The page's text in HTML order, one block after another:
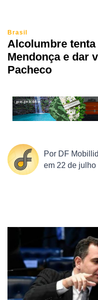
Brasil
Alcolumbre
Mendonça e dar
Pacheco
Por DF
em 22 de julho